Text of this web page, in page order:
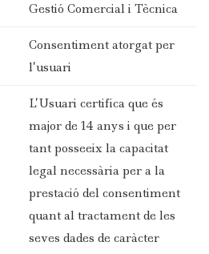
Gestió Comercial i Tècnica
Consentiment atorgat per
l’usuari
L’Usuari certifica que és
major de 14 anys i que per
tant posseeix la capacitat
legal necessària per a la
prestació del consentiment
quant al tractament de les
seves dades de caràcter